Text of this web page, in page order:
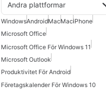
Andra plattformar
WindowsAndroidMacMaciPhone
Microsoft Office
Microsoft Office För Windows 11
Microsoft Outlook
Produktivitet För Android
Företagskalender För Windows 10